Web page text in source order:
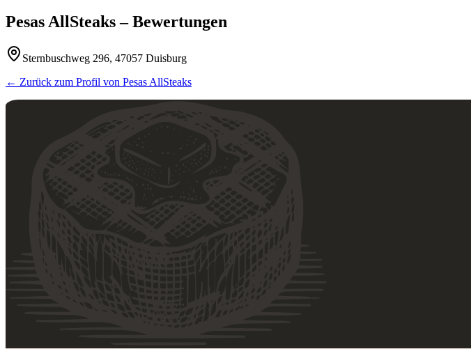
Pesas AllSteaks – Bewertungen
Sternbuschweg 296, 47057 Duisburg
← Zurück zum Profil von Pesas AllSteaks